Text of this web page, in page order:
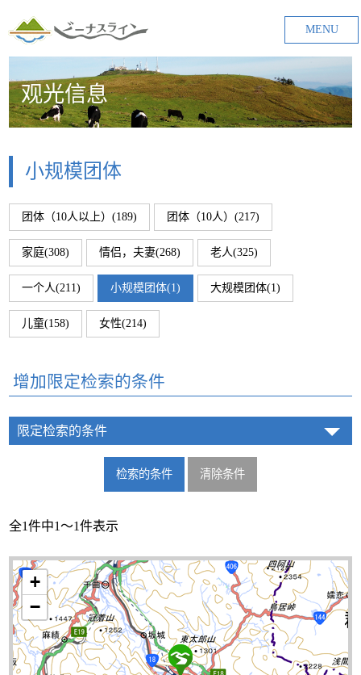
MENU
观光信息
小规模团体
团体（10人以上）(189) 团体（10人）(217)
家庭(308) 情侣，夫妻(268) 老人(325)
一个人(211) 小规模团体(1) 大规模团体(1)
儿童(158) 女性(214)
增加限定检索的条件
限定检索的条件
全1件中1～1件表示
+
−